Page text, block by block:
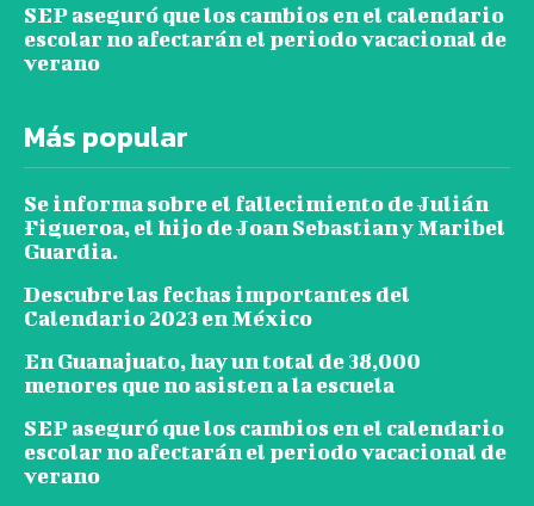
SEP aseguró que los cambios en el calendario
escolar no afectarán el periodo vacacional de
verano
Más popular
Se informa sobre el fallecimiento de Julián
Figueroa, el hijo de Joan Sebastian y Maribel
Guardia.
Descubre las fechas importantes del
Calendario 2023 en México
En Guanajuato, hay un total de 38,000
menores que no asisten a la escuela
SEP aseguró que los cambios en el calendario
escolar no afectarán el periodo vacacional de
verano